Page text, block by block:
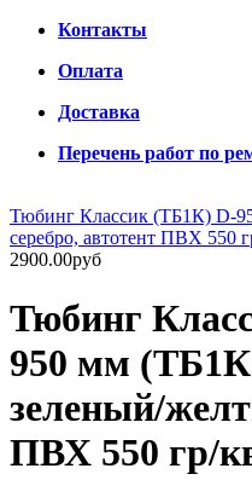
Контакты
Оплата
Доставка
Перечень работ по
Тюбинг Классик (ТБ1К) D-
серебро, автотент ПВХ 550
2900.00руб
Тюбинг
950 мм
зеленый/
ПВХ 550 гр/